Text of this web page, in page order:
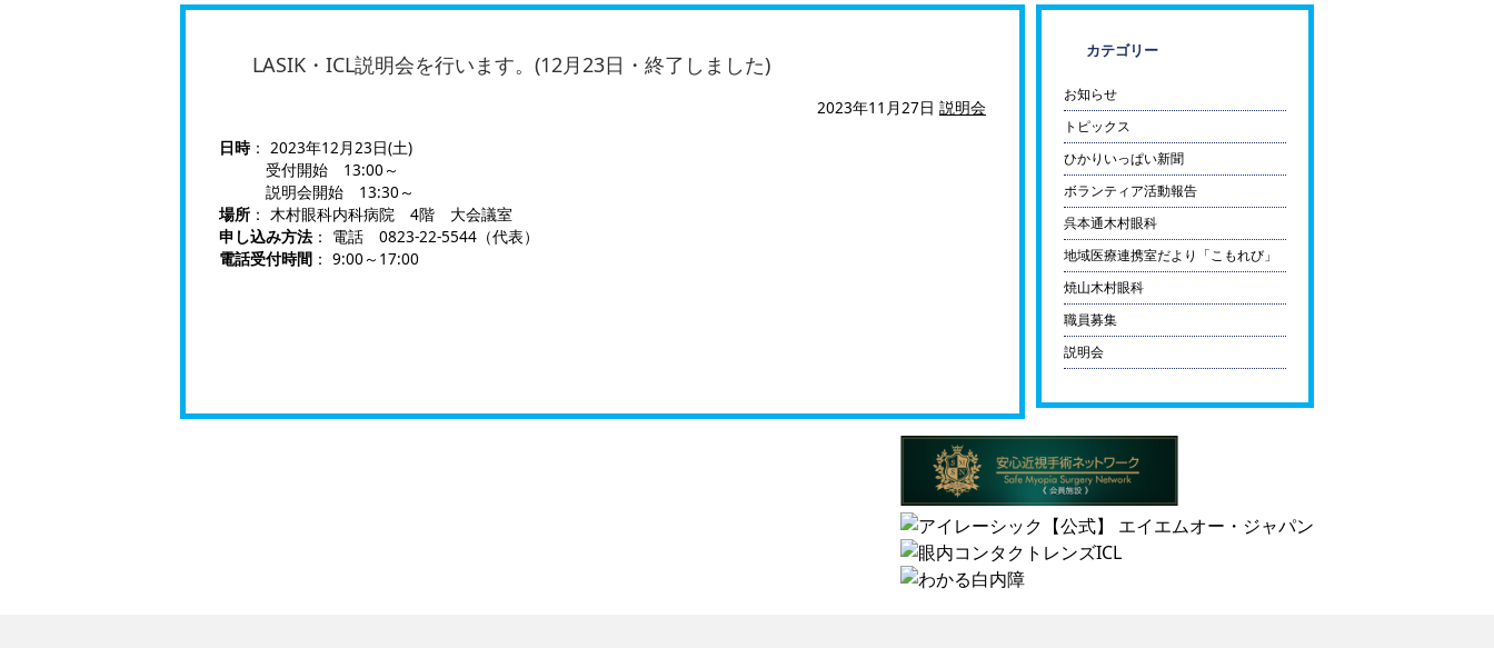
LASIK・ICL説明会を行います。(12月23日・終了しました)
2023年11月27日 説明会
日時： 2023年12月23日(土)
受付開始 13:00～
説明会開始 13:30～
場所 ： 木村眼科内科病院 4階 大会議室
申し込み方法 ： 電話 0823-22-5544 （代表）
電話受付時間 ： 9:00～17:00
カテゴリー
お知らせ
トピックス
ひかりいっぱい新聞
ボランティア活動報告
呉本通木村眼科
地域医療連携室だより「こもれび」
焼山木村眼科
職員募集
説明会